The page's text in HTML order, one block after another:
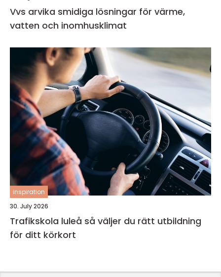
Vvs arvika smidiga lösningar för värme,
vatten och inomhusklimat
inspiration
30. July 2026
Trafikskola luleå så väljer du rätt utbildning
för ditt körkort